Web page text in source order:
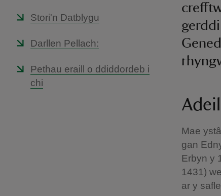
Stori'n Datblygu
Darllen Pellach:
Pethau eraill o ddiddordeb i
chi
Mae
gan
Erbyn y
1431)
ar y